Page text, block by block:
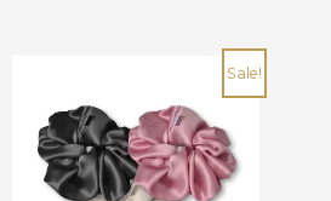
Sale!
Originalna
cena
je
bila:
3.600 RSD.
Trenutna
cena
je:
2.800 RSD.